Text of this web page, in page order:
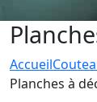
Accueil
Planches à